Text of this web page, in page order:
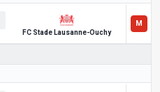
FC Stade Lausanne-Ouchy